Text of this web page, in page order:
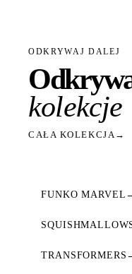
ODKRYWAJ DALEJ
kolekcje
CAŁA KOLEKCJA →
FUNKO MARVEL
TRANSFORMERS